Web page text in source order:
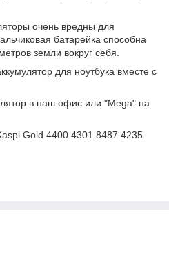
очень вредны для
батарейка способна
земли вокруг себя.
для ноутбука вместе с
в наш офис или "Mega" на
Gold 4400 4301 8487 4235